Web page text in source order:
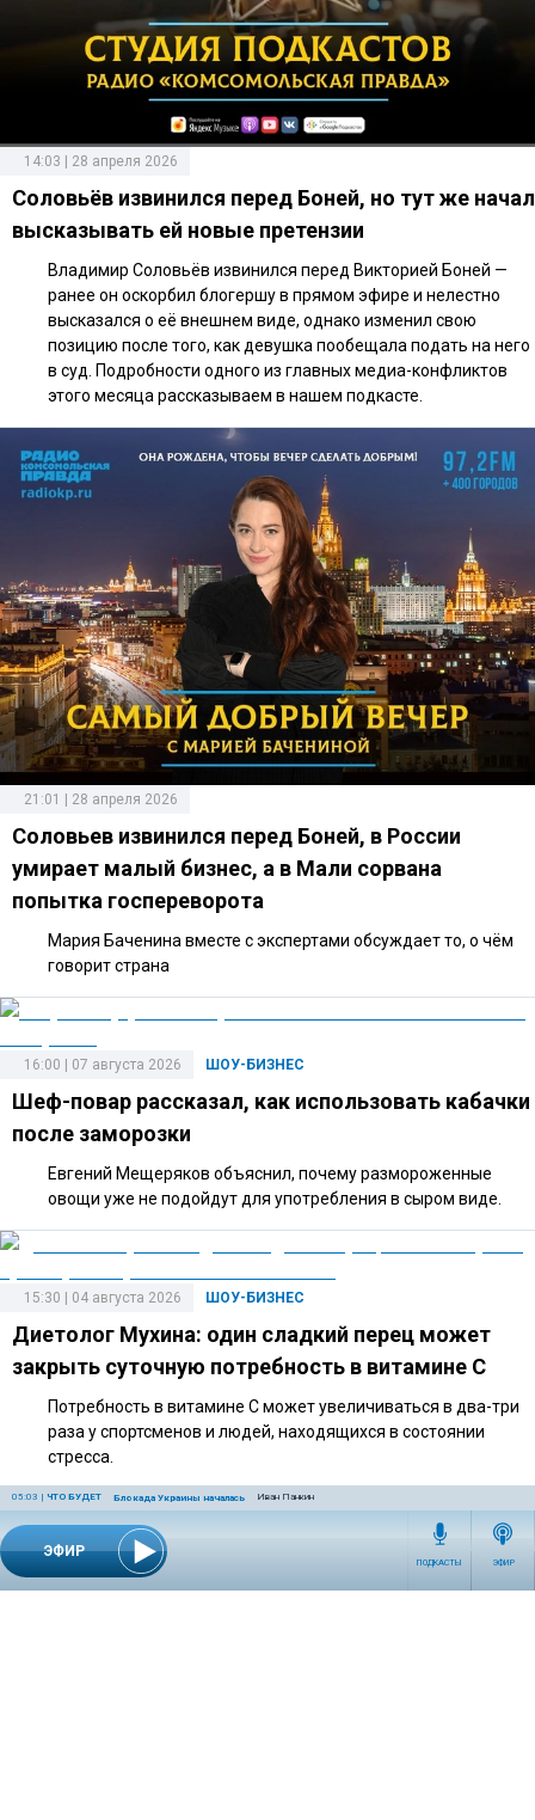
ЭФИР
05:03 | ЧТО БУДЕТ Блокада Украины началась Иван Панкин
ПОДКАСТЫ ЭФИР
14:03 | 28 апреля 2026
Соловьёв извинился перед Боней, но тут же начал
высказывать ей новые претензии
Владимир Соловьёв извинился перед Викторией Боней —
ранее он оскорбил блогершу в прямом эфире и нелестно
высказался о её внешнем виде, однако изменил свою
позицию после того, как девушка пообещала подать на него
в суд. Подробности одного из главных медиа-конфликтов
этого месяца рассказываем в нашем подкасте.
21:01 | 28 апреля 2026
Соловьев извинился перед Боней, в России
умирает малый бизнес, а в Мали сорвана
попытка госпереворота
Мария Баченина вместе с экспертами обсуждает то, о чём
говорит страна
ШОУ-БИЗНЕС
16:00 | 07 августа 2026
Шеф-повар рассказал, как использовать кабачки
после заморозки
Евгений Мещеряков объяснил, почему размороженные
овощи уже не подойдут для употребления в сыром виде.
ШОУ-БИЗНЕС
15:30 | 04 августа 2026
Диетолог Мухина: один сладкий перец может
закрыть суточную потребность в витамине C
Потребность в витамине C может увеличиваться в два-три
раза у спортсменов и людей, находящихся в состоянии
стресса.
14:40 | 27 июля 2026
Адвокат объяснил, какие риски связаны с